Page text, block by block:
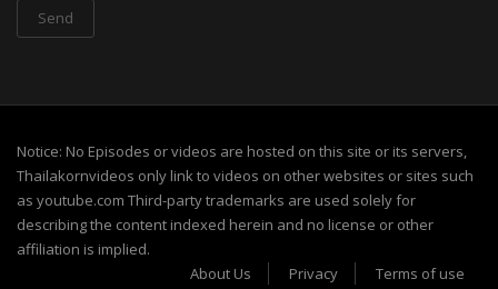
Notice: No Episodes or videos are hosted on this site or its servers,
Thailakornvideos only link to videos on other websites or sites such
as youtube.com Third-party trademarks are used solely for
describing the content indexed herein and no license or other
affiliation is implied.
About Us
Privacy Terms of use